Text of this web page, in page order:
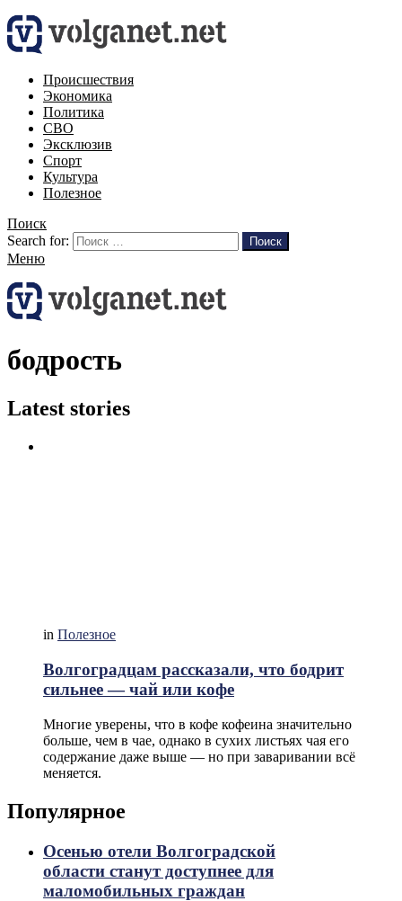
Происшествия
Экономика
Политика
СВО
Эксклюзив
Спорт
Культура
Полезное
Поиск
Search for:
Поиск
Меню
бодрость
Latest stories
in Полезное
Волгоградцам рассказали, что бодрит
сильнее — чай или кофе
Многие уверены, что в кофе кофеина значительно
больше, чем в чае, однако в сухих листьях чая его
содержание даже выше — но при заваривании всё
меняется.
Популярное
Осенью отели Волгоградской
области станут доступнее для
маломобильных граждан